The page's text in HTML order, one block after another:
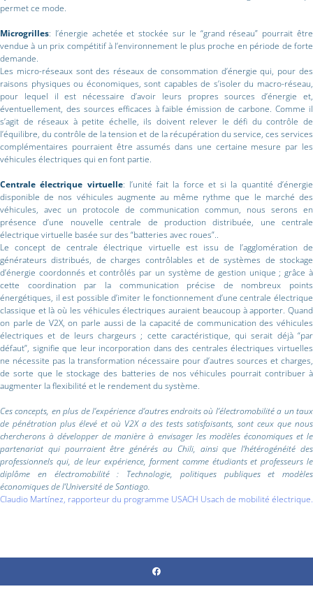
permet ce mode.
Microgrilles: l’énergie achetée et stockée sur le “grand réseau” pourrait être
vendue à un prix compétitif à l’environnement le plus proche en période de forte
demande.
Les micro-réseaux sont des réseaux de consommation d’énergie qui, pour des
raisons physiques ou économiques, sont capables de s’isoler du macro-réseau,
pour lequel il est nécessaire d’avoir leurs propres sources d’énergie et,
éventuellement, des sources efficaces à faible émission de carbone. Comme il
s’agit de réseaux à petite échelle, ils doivent relever le défi du contrôle de
l’équilibre, du contrôle de la tension et de la récupération du service, ces services
complémentaires pourraient être assumés dans une certaine mesure par les
véhicules électriques qui en font partie.
Centrale électrique virtuelle: l’unité fait la force et si la quantité d’énergie
disponible de nos véhicules augmente au même rythme que le marché des
véhicules, avec un protocole de communication commun, nous serons en
présence d’une nouvelle centrale de production distribuée, une centrale
électrique virtuelle basée sur des “batteries avec roues”..
Le concept de centrale électrique virtuelle est issu de l’agglomération de
générateurs distribués, de charges contrôlables et de systèmes de stockage
d’énergie coordonnés et contrôlés par un système de gestion unique ; grâce à
cette coordination par la communication précise de nombreux points
énergétiques, il est possible d’imiter le fonctionnement d’une centrale électrique
classique et là où les véhicules électriques auraient beaucoup à apporter. Quand
on parle de V2X, on parle aussi de la capacité de communication des véhicules
électriques et de leurs chargeurs ; cette caractéristique, qui serait déjà “par
défaut”, signifie que leur incorporation dans des centrales électriques virtuelles
ne nécessite pas la transformation nécessaire pour d’autres sources et charges,
de sorte que le stockage des batteries de nos véhicules pourrait contribuer à
augmenter la flexibilité et le rendement du système.
Ces concepts, en plus de l’expérience d’autres endroits où l’électromobilité a un taux
de pénétration plus élevé et où V2X a des tests satisfaisants, sont ceux que nous
chercherons à développer de manière à envisager les modèles économiques et le
partenariat qui pourraient être générés au Chili, ainsi que l’hétérogénéité des
professionnels qui, de leur expérience, forment comme étudiants et professeurs le
diplôme en électromobilité : Technologie, politiques publiques et modèles
économiques de l’Université de Santiago.
Claudio Martínez, rapporteur du programme USACH Usach de mobilité électrique.